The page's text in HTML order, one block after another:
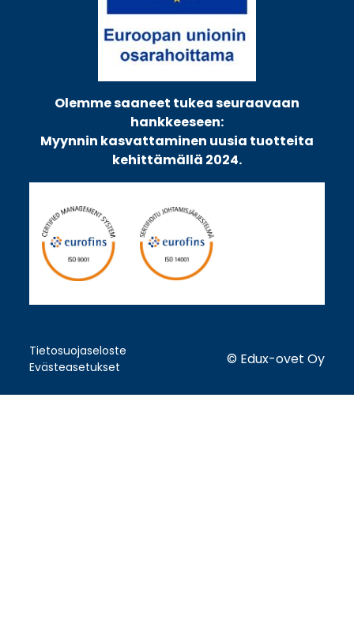
Olemme saaneet tukea seuraavaan
hankkeeseen:
Myynnin kasvattaminen uusia tuotteita
kehittämällä 2024.
Tietosuojaseloste
Evästeasetukset
© Edux-ovet Oy